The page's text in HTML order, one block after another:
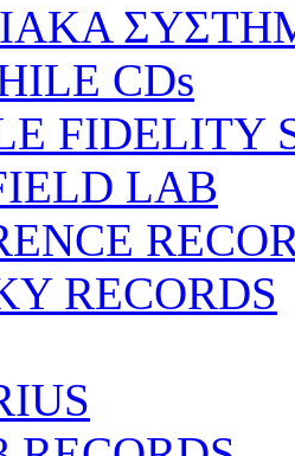
CDs
FIDELITY
LAB
RECORDS